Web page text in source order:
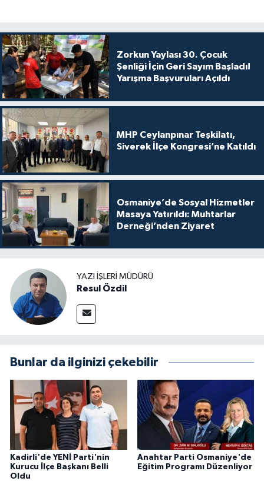
Zorkun Yaylası 30. Çocuk
Şenliği İçin Geri Sayım Başladı!
Yarışma Başvuruları Açıldı
MHP Ceylanpınar Teşkilatı,
Siverek İlçe Kongresi’ne Katıldı
Osmaniye’de Sosyal Hizmetler
Masaya Yatırıldı: Muhtarlar
Derneği’nden Ziyaret
YAZI İŞLERI MÜDÜRÜ
Resul Özdil
Bunlar da ilginizi çekebilir
Kadirli'de YENİ Parti'nin
Kurucu İlçe Başkanı Belli
Oldu
Anahtar Parti Osmaniye'de
Eğitim Programı Düzenliyor